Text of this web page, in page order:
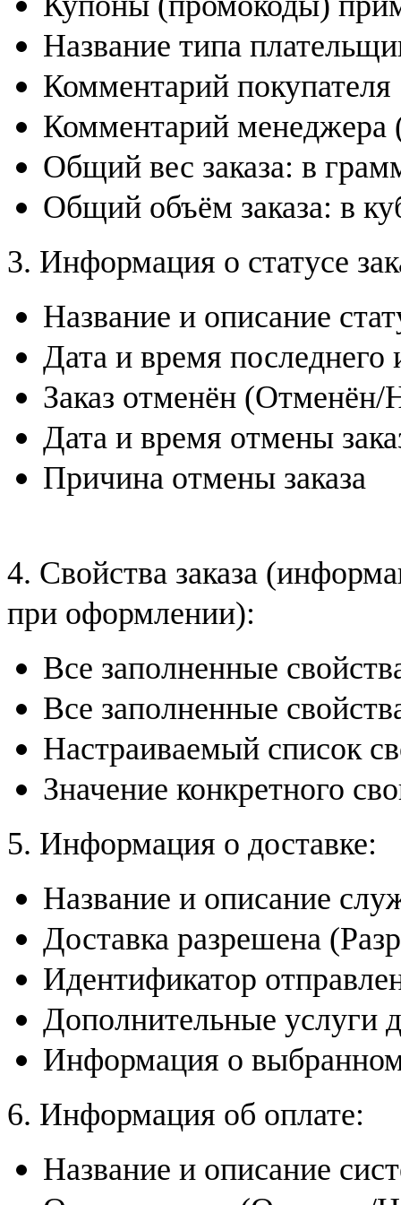
Название типа
Комментарий покупателя
Комментарий менеджера
Общий вес заказа: в
Общий объём заказа: в
3. Информация о статусе
Название и описание
Дата и время последнего
Заказ отменён (Отменён/
Дата и время отмены
Причина отмены заказа
4. Свойства заказа
при оформлении):
Все заполненные
Все заполненные
Настраиваемый список
Значение конкретного
5. Информация о доставке:
Название и описание
Доставка разрешена
Идентификатор
Дополнительные услуги
Информация о
6. Информация об оплате:
Название и описание